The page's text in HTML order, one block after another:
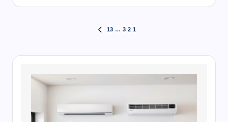
بواسطة
صفحات
المقالات
1
2
3
…
13